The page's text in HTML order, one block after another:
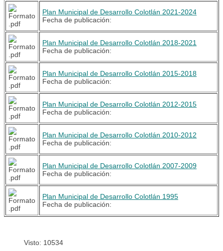
Plan Municipal de Desarrollo Colotlán 2021-2024
Fecha de publicación:
Plan Municipal de Desarrollo Colotlán 2018-2021
Fecha de publicación:
Plan Municipal de Desarrollo Colotlán 2015-2018
Fecha de publicación:
Plan Municipal de Desarrollo Colotlán 2012-2015
Fecha de publicación:
Plan Municipal de Desarrollo Colotlán 2010-2012
Fecha de publicación:
Plan Municipal de Desarrollo Colotlán 2007-2009
Fecha de publicación:
Plan Municipal de Desarrollo Colotlán 1995
Fecha de publicación:
Visto: 10534